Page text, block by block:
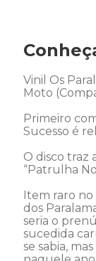
Vinil Os
Moto
Primeiro
Sucesso é
O disco traz
“Patrulha
Item raro
dos
seria o
sucedida
se sabia,